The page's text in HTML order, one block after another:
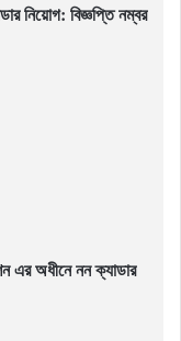
নিয়োগ: বিজ্ঞপ্তি নম্বর
এর অধীনে নন ক্যাডার